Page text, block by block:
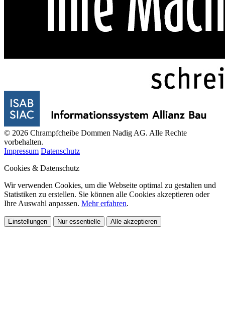
© 2026 Chrampfcheibe Dommen Nadig AG. Alle Rechte
vorbehalten.
Impressum Datenschutz
Cookies & Datenschutz
Wir verwenden Cookies, um die Webseite optimal zu gestalten und
Statistiken zu erstellen. Sie können alle Cookies akzeptieren oder
Ihre Auswahl anpassen. Mehr erfahren.
Einstellungen Nur essentielle Alle akzeptieren